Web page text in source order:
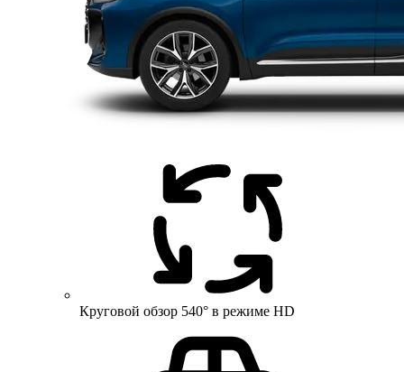
Круговой обзор 540° в режиме HD